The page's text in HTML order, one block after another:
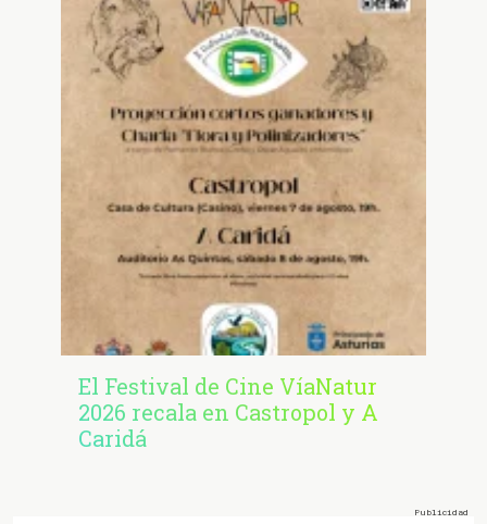
El Festival de Cine VíaNatur
2026 recala en Castropol y A
Caridá